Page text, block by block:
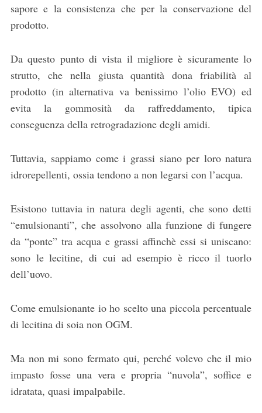
sapore e la consistenza che per la conservazione del
prodotto.
Da questo punto di vista il migliore è sicuramente lo
strutto, che nella giusta quantità dona friabilità al
prodotto (in alternativa va benissimo l’olio EVO) ed
evita la gommosità da raffreddamento, tipica
conseguenza della retrogradazione degli amidi.
Tuttavia, sappiamo come i grassi siano per loro natura
idrorepellenti, ossia tendono a non legarsi con l’acqua.
Esistono tuttavia in natura degli agenti, che sono detti
“emulsionanti”, che assolvono alla funzione di fungere
da “ponte” tra acqua e grassi affinchè essi si uniscano:
sono le lecitine, di cui ad esempio è ricco il tuorlo
dell’uovo.
Come emulsionante io ho scelto una piccola percentuale
di lecitina di soia non OGM.
Ma non mi sono fermato qui, perché volevo che il mio
impasto fosse una vera e propria “nuvola”, soffice e
idratata, quasi impalpabile.